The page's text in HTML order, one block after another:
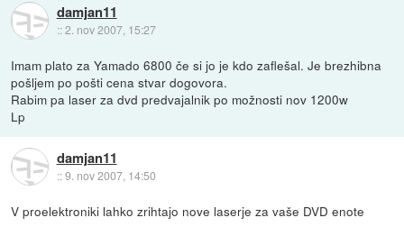
damjan11
::2. nov 2007, 15:27
Imam plato za Yamado 6800 če si jo je kdo zaflešal. Je brezhibna
pošljem po pošti cena stvar dogovora.
Rabim pa laser za dvd predvajalnik po možnosti nov 1200w
Lp
damjan11
::9. nov 2007, 14:50
V proelektroniki lahko zrihtajo nove laserje za vaše DVD enote